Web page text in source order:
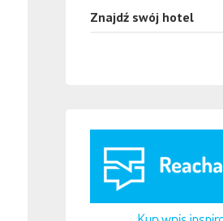
Znajdź swój hotel